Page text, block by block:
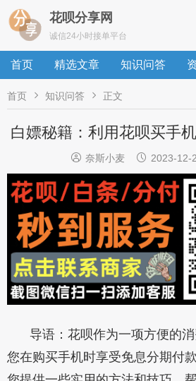
花呗分享网
诚信24小时接单平台
首页 精选文章 知识问答
首页  知识问答  正文
白嫖秘籍：利用花呗买手
 奈斯小麦  2023-
导语：花呗作为一项方便的
您在购买手机时享受免息分期付